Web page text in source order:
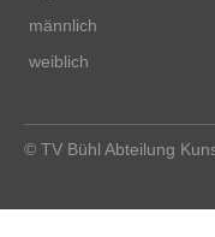
männlich
weiblich
© TV Bühl Abteilung